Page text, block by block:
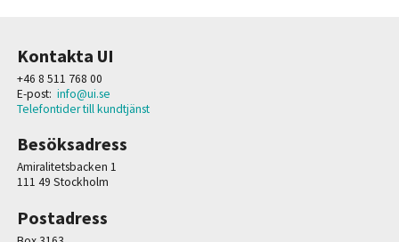
Kontakta UI
+46 8 511 768 00
E-post: info@ui.se
Telefontider till kundtjänst
Besöksadress
Amiralitetsbacken 1
111 49 Stockholm
Postadress